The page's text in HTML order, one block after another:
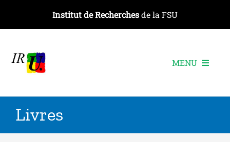
contenu
Institut de Recherchesde la FSU
MENU
Les recherches
Livres